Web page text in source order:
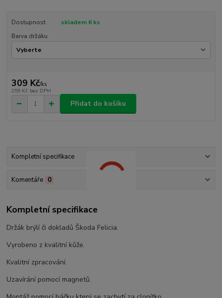
Dostupnost
skladem 6 ks
Barva držáku
309 Kč/ks
255 Kč bez DPH
Přidat do košíku
Kompletní specifikace
Komentáře 0
Kompletní specifikace
Držák brýlí či dokladů Škoda Felicia.
Vyrobeno z kvalitní kůže.
Kvalitní zpracování.
Uzavírání pomocí magnetů.